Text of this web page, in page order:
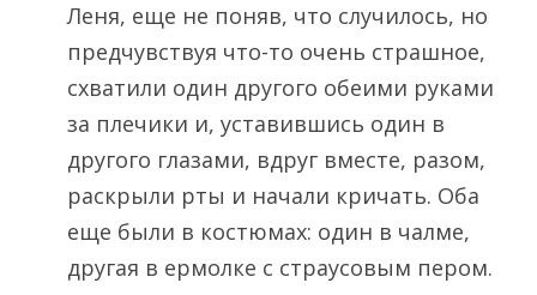
Леня, еще не поняв, что случилось, но
предчувствуя что-то очень страшное,
схватили один другого обеими руками
за плечики и, уставившись один в
другого глазами, вдруг вместе, разом,
раскрыли рты и начали кричать. Оба
еще были в костюмах: один в чалме,
другая в ермолке с страусовым пером.